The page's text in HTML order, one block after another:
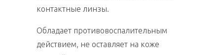
контактные линзы.
Обладает противовоспалительным
действием, не оставляет на коже